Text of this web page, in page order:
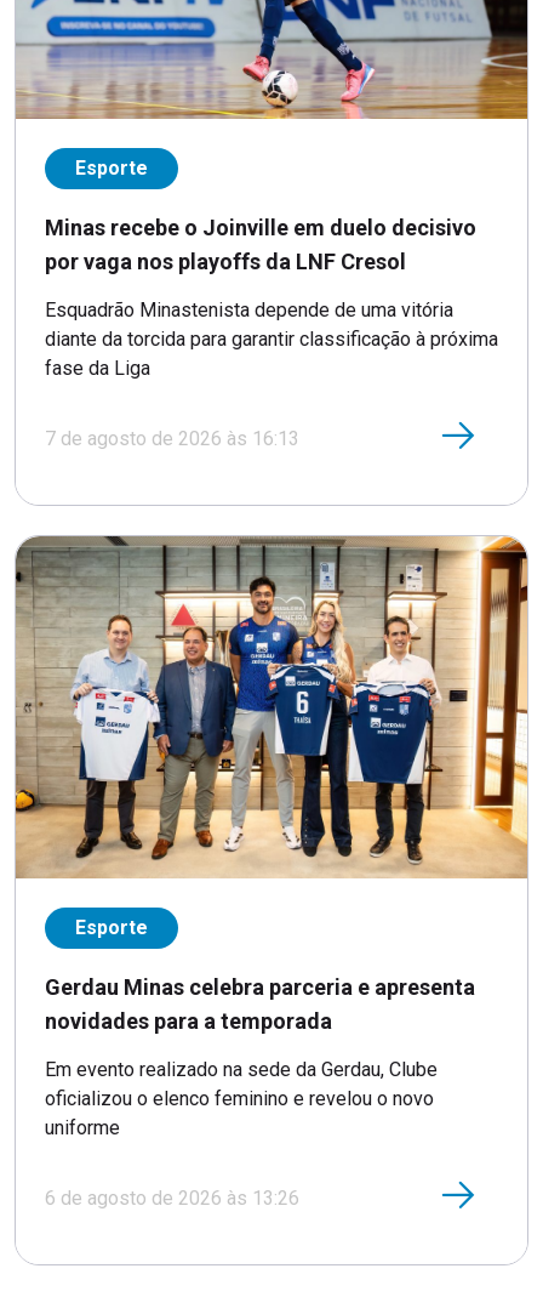
Esporte
Minas recebe o Joinville em duelo decisivo
por vaga nos playoffs da LNF Cresol
Esquadrão Minastenista depende de uma vitória
diante da torcida para garantir classificação à próxima
fase da Liga
7 de agosto de 2026 às 16:13
Esporte
Gerdau Minas celebra parceria e apresenta
novidades para a temporada
Em evento realizado na sede da Gerdau, Clube
oficializou o elenco feminino e revelou o novo
uniforme
6 de agosto de 2026 às 13:26